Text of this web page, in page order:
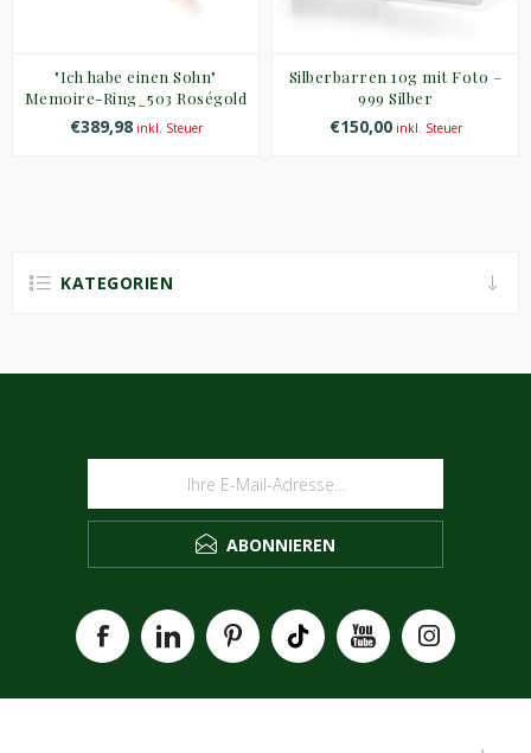
"Ich habe einen Sohn"
Memoire-Ring_503 Roségold
€389,98inkl. Steuer
Silberbarren 10g mit Foto –
999 Silber
€150,00inkl. Steuer
KATEGORIEN
ABONNIEREN